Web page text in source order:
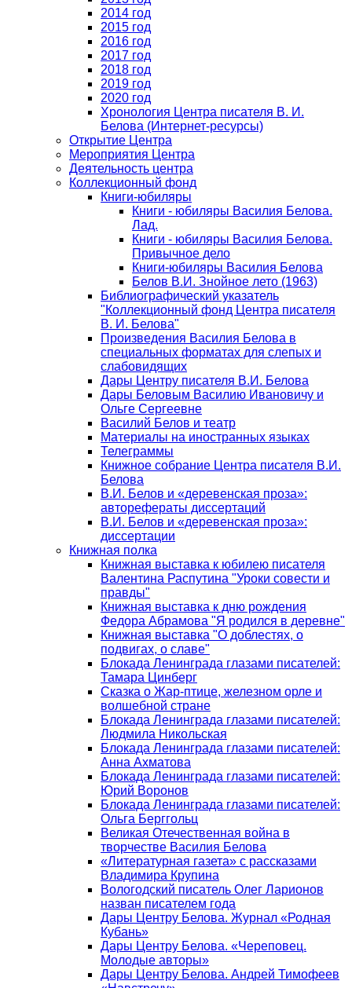
2014 год
2015 год
2016 год
2017 год
2018 год
2019 год
2020 год
Хронология Центра писателя В. И.
Белова (Интернет-ресурсы)
Открытие Центра
Мероприятия Центра
Деятельность центра
Коллекционный фонд
Книги-юбиляры
Книги - юбиляры Василия Белова.
Лад.
Книги - юбиляры Василия Белова.
Привычное дело
Книги-юбиляры Василия Белова
Белов В.И. Знойное лето (1963)
Библиографический указатель
"Коллекционный фонд Центра писателя
В. И. Белова"
Произведения Василия Белова в
специальных форматах для слепых и
слабовидящих
Дары Центру писателя В.И. Белова
Дары Беловым Василию Ивановичу и
Ольге Сергеевне
Василий Белов и театр
Материалы на иностранных языках
Телеграммы
Книжное собрание Центра писателя В.И.
Белова
В.И. Белов и «деревенская проза»:
авторефераты диссертаций
В.И. Белов и «деревенская проза»:
диссертации
Книжная полка
Книжная выставка к юбилею писателя
Валентина Распутина "Уроки совести и
правды"
Книжная выставка к дню рождения
Федора Абрамова "Я родился в деревне"
Книжная выставка "О доблестях, о
подвигах, о славе"
Блокада Ленинграда глазами писателей:
Тамара Цинберг
Сказка о Жар-птице, железном орле и
волшебной стране
Блокада Ленинграда глазами писателей:
Людмила Никольская
Блокада Ленинграда глазами писателей:
Анна Ахматова
Блокада Ленинграда глазами писателей:
Юрий Воронов
Блокада Ленинграда глазами писателей:
Ольга Берггольц
Великая Отечественная война в
творчестве Василия Белова
«Литературная газета» с рассказами
Владимира Крупина
Вологодский писатель Олег Ларионов
назван писателем года
Дары Центру Белова. Журнал «Родная
Кубань»
Дары Центру Белова. «Череповец.
Молодые авторы»
Дары Центру Белова. Андрей Тимофеев